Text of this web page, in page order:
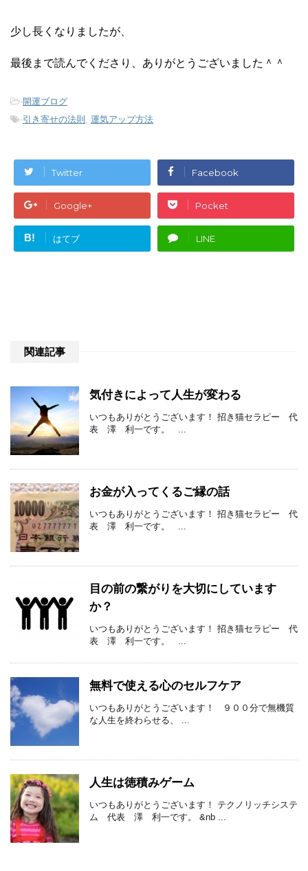
少し長くなりましたが、
最後まで読んでくださり、ありがとうございました＾＾
-開運ブログ
-引き寄せの法則 , 運気アップ方法
Twitter Facebook
Google+ Pocket
B! はてブ LINE
関連記事
気付きによって人生が変わる
いつもありがとうございます！ 招き猫セラピー 代
表 澤 利一です。 ...
お金が入ってくるご縁の話
いつもありがとうございます！ 招き猫セラピー 代
表 澤 利一です。 ...
目の前の繋がりを大切にしています
か？
いつもありがとうございます！ 招き猫セラピー 代
表 澤 利一です。 ...
無料で使える心のセルフケア
いつもありがとうございます！ ９００分で無機質
な人生を終わらせる、 ...
人生は徳積みゲーム
いつもありがとうございます！ テクノリッチシステ
ム 代表 澤 利一です。 &nb ...